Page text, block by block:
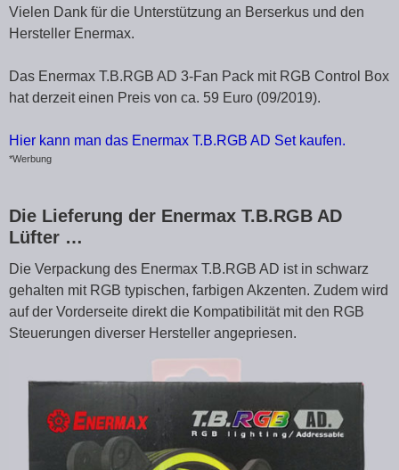
Vielen Dank für die Unterstützung an Berserkus und den
Hersteller Enermax.
Das Enermax T.B.RGB AD 3-Fan Pack mit RGB Control Box
hat derzeit einen Preis von ca. 59 Euro (09/2019).
Hier kann man das Enermax T.B.RGB AD Set kaufen.
*Werbung
Die Lieferung der Enermax T.B.RGB AD
Lüfter …
Die Verpackung des Enermax T.B.RGB AD ist in schwarz
gehalten mit RGB typischen, farbigen Akzenten. Zudem wird
auf der Vorderseite direkt die Kompatibilität mit den RGB
Steuerungen diverser Hersteller angepriesen.